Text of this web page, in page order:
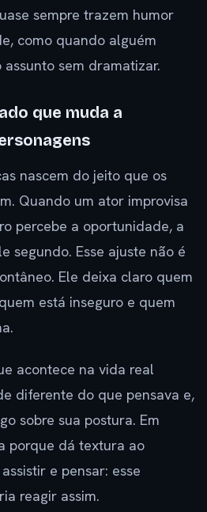
sempre trazem humor
como quando alguém
sem dramatizar.
que muda a
nascem do jeito que os
Quando um ator improvisa
percebe a oportunidade, a
segundo. Esse ajuste não é
Ele deixa claro quem
está inseguro e quem
acontece na vida real
diferente do que pensava e,
sobre sua postura. Em
porque dá textura ao
e pensar: esse
reagir assim.